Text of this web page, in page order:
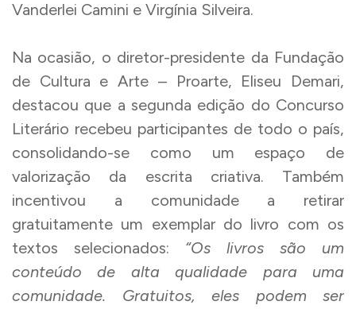
Vanderlei Camini e Virgínia Silveira.
Na ocasião, o diretor-presidente da Fundação
de Cultura e Arte – Proarte, Eliseu Demari,
destacou que a segunda edição do Concurso
Literário recebeu participantes de todo o país,
consolidando-se como um espaço de
valorização da escrita criativa. Também
incentivou a comunidade a retirar
gratuitamente um exemplar do livro com os
textos selecionados: “Os livros são um
conteúdo de alta qualidade para uma
comunidade. Gratuitos, eles podem ser